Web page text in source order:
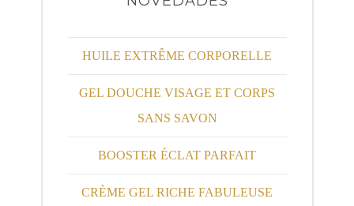
HUILE EXTRÊME CORPORELLE
GEL DOUCHE VISAGE ET CORPS
SANS SAVON
BOOSTER ÉCLAT PARFAIT
CRÈME GEL RICHE FABULEUSE